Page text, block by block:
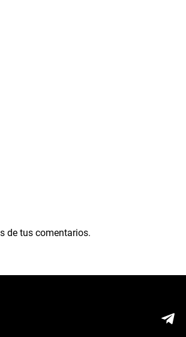
de tus comentarios.